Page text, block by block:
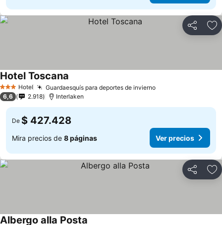
Compartir
3 Estrellas
Hotel Guardaesquís para deportes de invierno
Hotel Toscana
6,6 2.918 Interlaken
De $ 427.428
Mira precios de 8 páginas Ver precios
Compartir
Albergo alla Posta